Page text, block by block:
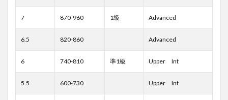
7 870-960 1級 Advanced
6.5 820-860 Advanced
6 740-810 準1級 Upper Int
5.5 600-730 Upper Int